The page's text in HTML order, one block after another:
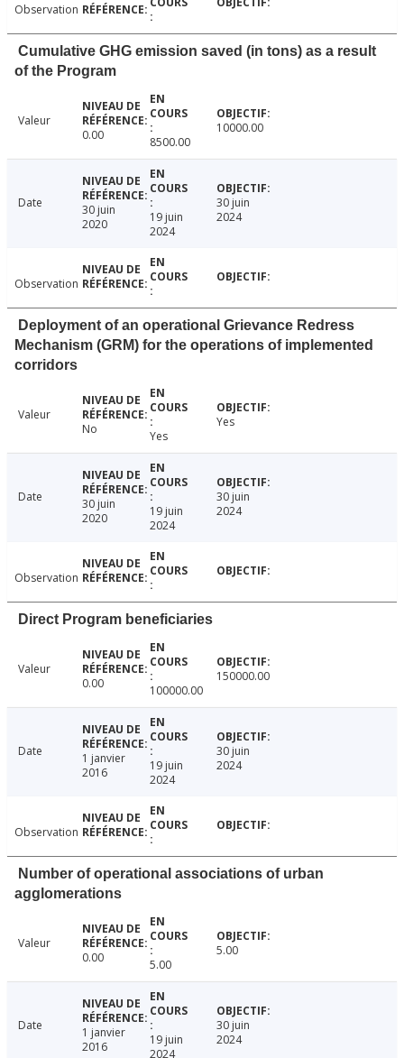
Observation
Cumulative GHG emission saved (in tons) as a result
of the Program
Valeur
0.00
8500.00
10000.00
Date
30 juin
2020
19 juin
2024
30 juin
2024
Observation
Deployment of an operational Grievance Redress
Mechanism (GRM) for the operations of implemented
corridors
Valeur
No
Yes
Yes
Date
30 juin
2020
19 juin
2024
30 juin
2024
Observation
Direct Program beneficiaries
Valeur
0.00
100000.00
150000.00
Date
1 janvier
2016
19 juin
2024
30 juin
2024
Observation
Number of operational associations of urban
agglomerations
Valeur
0.00
5.00
5.00
Date
1 janvier
2016
19 juin
2024
30 juin
2024